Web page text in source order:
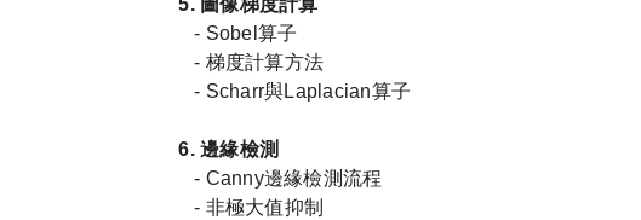
5. 圖像梯度計算
- Sobel 算子
- 梯度計算方法
- Scharr與Laplacian算子
6. 邊緣檢測
- Canny邊緣檢測流程
- 非極大值抑制